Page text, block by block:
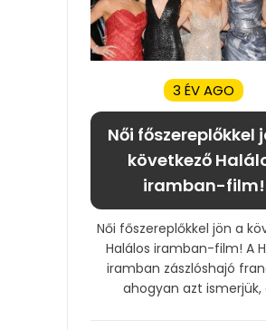
3 ÉV AGO
Női főszereplőkkel
következő
iramban-film!
Női főszereplőkkel jön a
Halálos iramban-film! A
iramban zászlóshajó
ahogyan azt ismerjük,